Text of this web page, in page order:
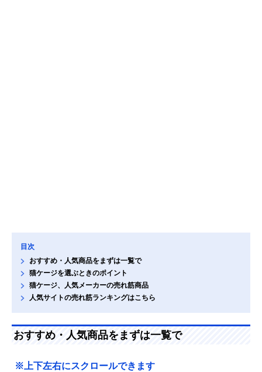
目次
おすすめ・人気商品をまずは一覧で
猫ケージを選ぶときのポイント
猫ケージ、人気メーカーの売れ筋商品
人気サイトの売れ筋ランキングはこちら
おすすめ・人気商品をまずは一覧で
※上下左右にスクロールできます